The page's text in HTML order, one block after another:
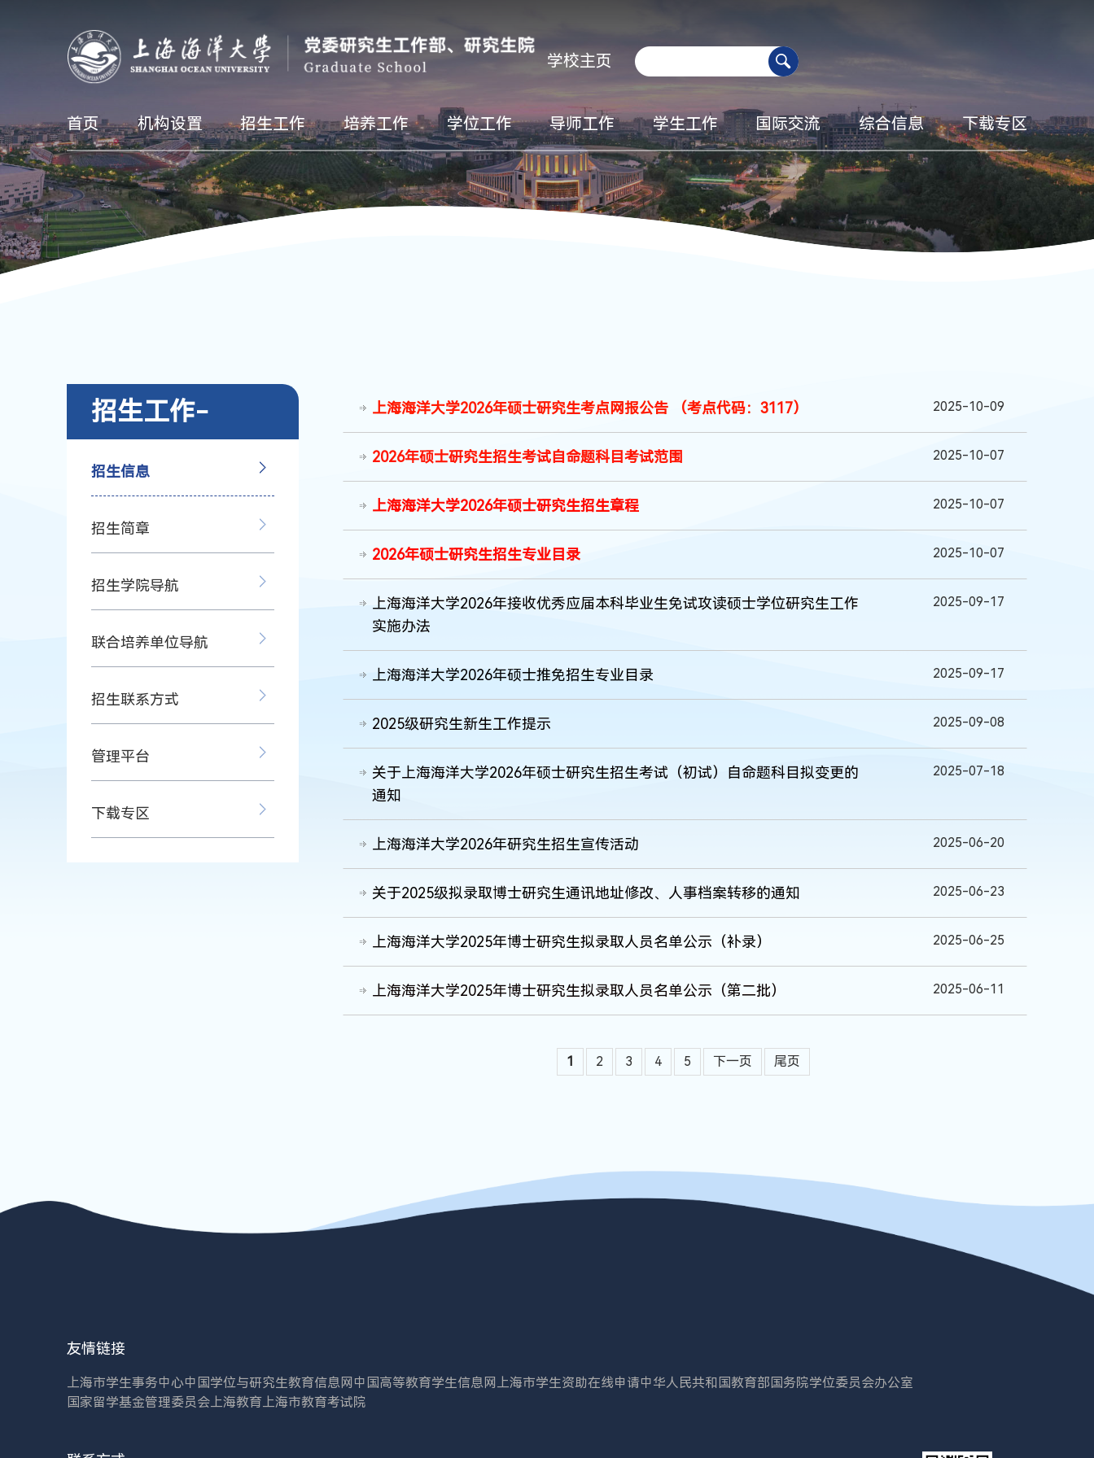
学校主页
首页 机构设置 招生工作 培养工作 学位工作 导师工作 学生工作 国际交流 综合信息 下载专区
招生工作-
招生信息
招生简章
招生学院导航
联合培养单位导航
招生联系方式
管理平台
下载专区
上海海洋大学2026年硕士研究生考点网报公告 （考点代码：3117） 2025-10-09
2026年硕士研究生招生考试自命题科目考试范围 2025-10-07
上海海洋大学2026年硕士研究生招生章程 2025-10-07
2026年硕士研究生招生专业目录 2025-10-07
上海海洋大学2026年接收优秀应届本科毕业生免试攻读硕士学位研究生工作
实施办法
2025-09-17
上海海洋大学2026年硕士推免招生专业目录 2025-09-17
2025级研究生新生工作提示 2025-09-08
关于上海海洋大学2026年硕士研究生招生考试（初试）自命题科目拟变更的
通知
2025-07-18
上海海洋大学2026年研究生招生宣传活动 2025-06-20
关于2025级拟录取博士研究生通讯地址修改、人事档案转移的通知 2025-06-23
上海海洋大学2025年博士研究生拟录取人员名单公示（补录） 2025-06-25
上海海洋大学2025年博士研究生拟录取人员名单公示（第二批） 2025-06-11
1 2 3 4 5 下一页 尾页
友情链接
上海市学生事务中心中国学位与研究生教育信息网 中国高等教育学生信息网 上海市学生资助在线申请中华人民共和国教育部 国务院学位委员会办公室
国家留学基金管理委员会 上海教育 上海市教育考试院